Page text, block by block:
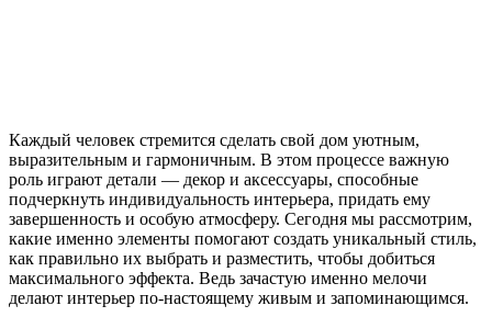
Каждый человек стремится сделать свой дом уютным,
выразительным и гармоничным. В этом процессе важную
роль играют детали — декор и аксессуары, способные
подчеркнуть индивидуальность интерьера, придать ему
завершенность и особую атмосферу. Сегодня мы рассмотрим,
какие именно элементы помогают создать уникальный стиль,
как правильно их выбрать и разместить, чтобы добиться
максимального эффекта. Ведь зачастую именно мелочи
делают интерьер по-настоящему живым и запоминающимся.